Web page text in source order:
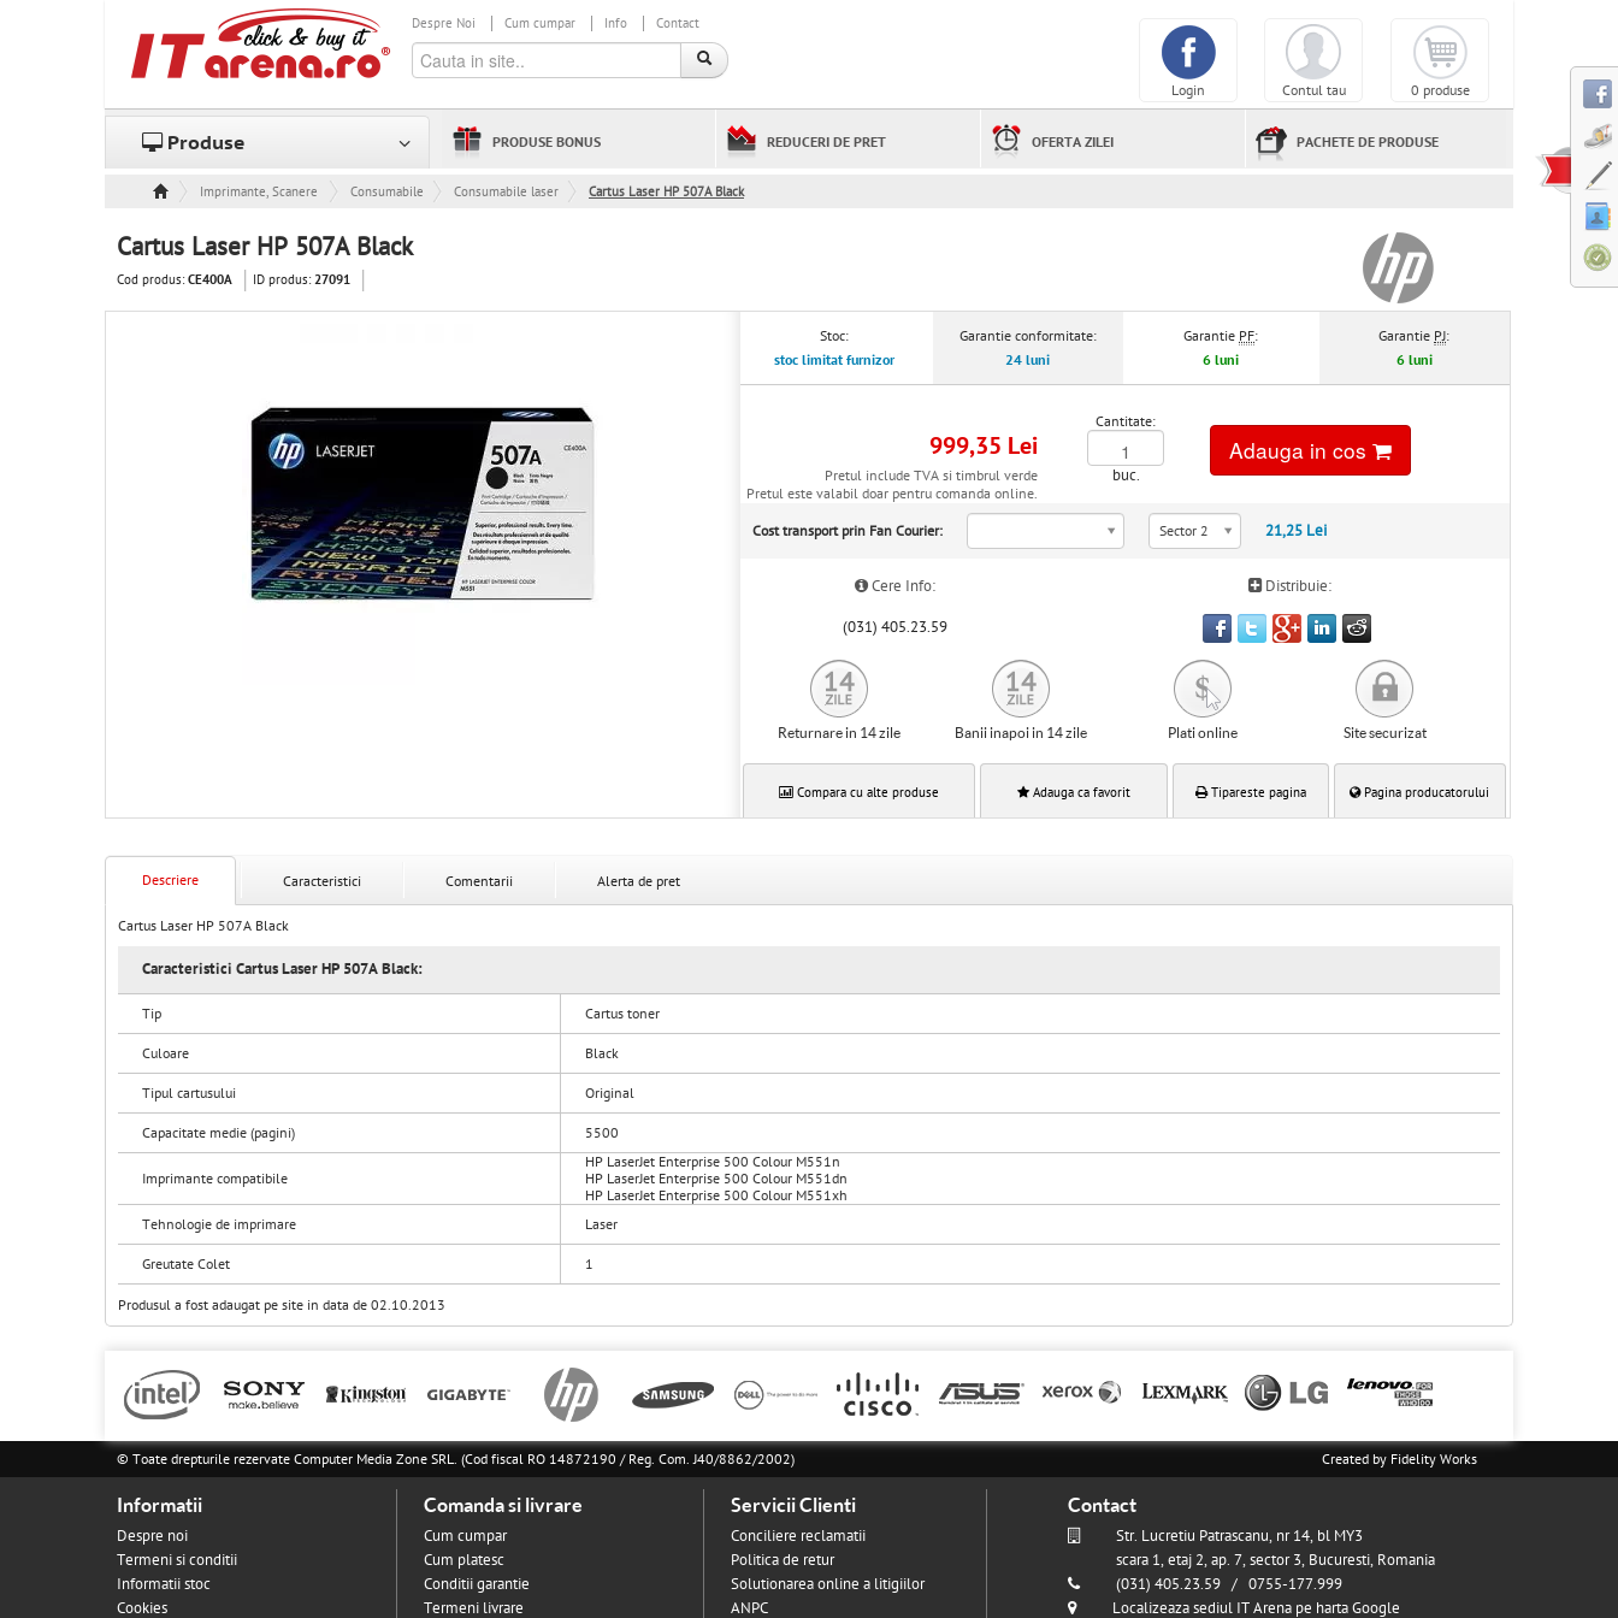
Despre Noi Cum cumpar Info Contact
0 produse
Contul tau
Login
Produse PRODUSE BONUS REDUCERI DE PRET OFERTA ZILEI PACHETE DE PRODUSE
Imprimante, Scanere & Consumabile
Consumabile Consumabile laser Cartus Laser HP 507A Black
Cartus Laser HP 507A Black
Cod produs:CE400A ID produs:27091
Stoc:
stoc limitat furnizor
Garantie conformitate:
24 luni
Garantie PF:
6 luni
Garantie PJ:
6 luni
999,35 Lei
Pretul include TVA si timbrul verde
Pretul este valabil doar pentru comanda online.
Cantitate:
buc.
Adauga in cos
Cost transport prin Fan Courier: Sector 2 21,25 Lei
Cere Info: Distribuie:
(031) 405.23.59
Returnare in 14 zile Banii inapoi in 14 zile Plati online Site securizat
Compara cu alte produse Adauga ca favorit Tipareste pagina Pagina producatorului
Descriere Caracteristici Comentarii Alerta de pret
Cartus Laser HP 507A Black
Caracteristici Cartus Laser HP 507A Black:
Tip Cartus toner
Culoare Black
Tipul cartusului Original
Capacitate medie (pagini) 5500
Imprimante compatibile
HP LaserJet Enterprise 500 Colour M551n
HP LaserJet Enterprise 500 Colour M551dn
HP LaserJet Enterprise 500 Colour M551xh
Tehnologie de imprimare
Laser
Greutate Colet 1
Produsul a fost adaugat pe site in data de 02.10.2013
© Toate drepturile rezervate Computer Media Zone SRL. (Cod fiscal RO 14872190 / Reg. Com. J40/8862/2002) Created by Fidelity Works
Informatii
Despre noi
Termeni si conditii
Informatii stoc
Cookies
Comanda si livrare
Cum cumpar
Cum platesc
Conditii garantie
Termeni livrare
Servicii Clienti
Conciliere reclamatii
Politica de retur
Solutionarea online a litigiilor
ANPC
Contact
Str. Lucretiu Patrascanu, nr 14, bl MY3
scara 1, etaj 2, ap. 7, sector 3, Bucuresti, Romania
(031) 405.23.59 / 0755-177.999
Localizeaza sediul IT Arena pe harta Google